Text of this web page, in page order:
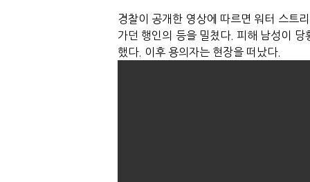
경찰이 공개한 영상에 따르면 워터 스트
가던 행인의 등을 밀쳤다. 피해 남성이 당
했다. 이후 용의자는 현장을 떠났다.